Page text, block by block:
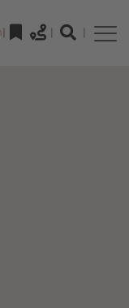
| | |